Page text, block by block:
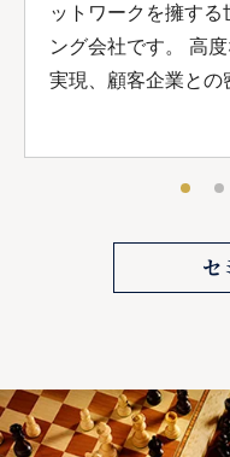
ットワークを擁する
ング会社です。 高
実現、顧客企業と
セ